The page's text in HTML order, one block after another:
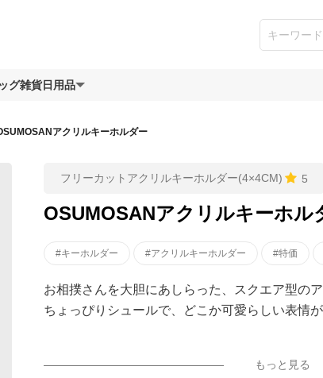
グ雑貨日用品
アクリルキーホルダー
フリーカットアクリルキーホルダー(4×4CM) 5
OSUMOSANアクリルキーホル
#キーホルダー #アクリルキーホルダー #特価
お相撲さんを大胆にあしらった、スクエア型の
ちょっぴりシュールで、どこか可愛らしい表情
もっと見る